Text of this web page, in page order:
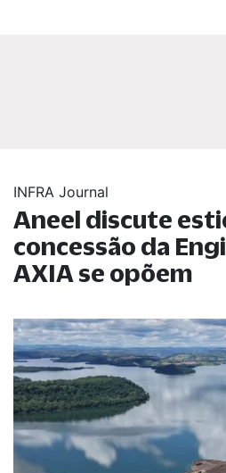
INFRA Journal
Aneel discute
concessão da
AXIA se opõem